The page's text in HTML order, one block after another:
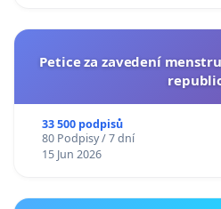
Petice za zavedení
33 500 podpisů
80 Podpisy / 7 dní
15 Jun 2026